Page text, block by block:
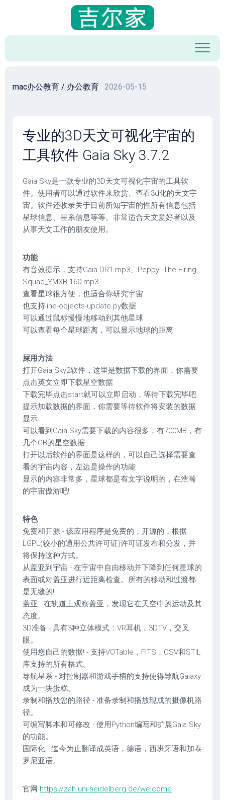
容
mac办公教育 / 办公教育 · 2026-05-15
专业的3D天文可视化宇宙的
工具软件 Gaia Sky 3.7.2
Gaia Sky是一款专业的3D天文可视化宇宙的工具软
件。使用者可以通过软件来欣赏、查看3d化的天文宇
宙。软件还收录关于目前所知宇宙的性所有信息包括
星球信息、星系信息等等。非常适合天文爱好者以及
从事天文工作的朋友使用。
功能
有音效提示，支持Gaia-DR1.mp3、Peppy--The-Firing-
Squad_YMXB-160.mp3
查看星球很方便，也适合你研究宇宙
也支持line-objects-update.py数据
可以通过鼠标慢慢地移动到其他星球
可以查看每个星球距离，可以显示地球的距离
屎用方法
打开Gaia Sky2软件，这里是数据下载的界面，你需要
点击英文立即下载星空数据
下载完毕点击start就可以立即启动，等待下载完毕吧
提示加载数据的界面，你需要等待软件将安装的数据
显示
可以看到Gaia Sky需要下载的内容很多，有700MB，有
几个GB的星空数据
打开以后软件的界面是这样的，可以自己选择需要查
看的宇宙内容，左边是操作的功能
显示的内容非常多，星球都是有文字说明的，在浩瀚
的宇宙傲游吧!
特色
免费和开源 - 该应用程序是免费的，开源的，根据
LGPL(较小的通用公共许可证)许可证发布和分发，并
将保持这种方式。
从盖亚到宇宙 - 在宇宙中自由移动并下降到任何星球的
表面或对盖亚进行近距离检查。所有的移动和过渡都
是无缝的!
盖亚 - 在轨道上观察盖亚，发现它在天空中的运动及其
态度。
3D准备 - 具有3种立体模式：VR耳机，3DTV，交叉
眼。
使用您自己的数据! - 支持VOTable，FITS，CSV和STIL
库支持的所有格式。
导航星系 - 对控制器和游戏手柄的支持使得导航Galaxy
成为一块蛋糕。
录制和播放您的路径 - 准备录制和播放现成的摄像机路
径。
可编写脚本和可修改 - 使用Python编写和扩展Gaia Sky
的功能。
国际化 - 迄今为止翻译成英语，德语，西班牙语和加泰
罗尼亚语。
官网 https://zah.uni-heidelberg.de/welcome